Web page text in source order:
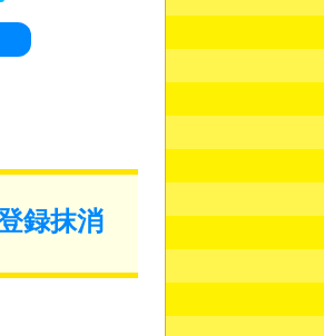
録抹消